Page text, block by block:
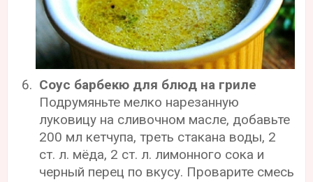
Соус барбекю для блюд на гриле
Подрумяньте мелко нарезанную
луковицу на сливочном масле, добавьте
200 мл кетчупа, треть стакана воды, 2
ст. л. мёда, 2 ст. л. лимонного сока и
черный перец по вкусу. Проварите смесь